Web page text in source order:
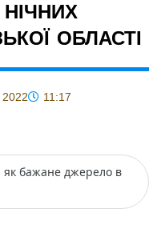
ОБЛАСТІ
2022
11:17
як бажане джерело в